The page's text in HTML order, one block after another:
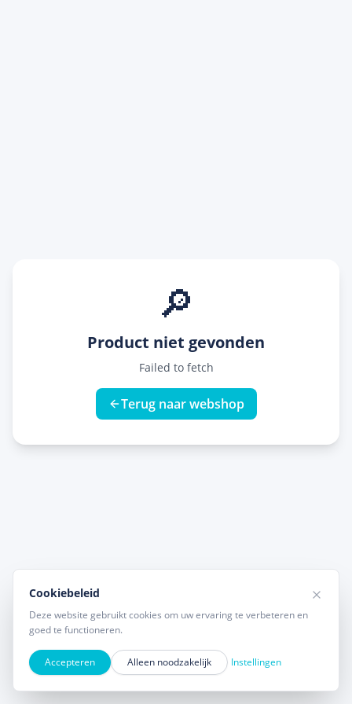
🔎
Product niet gevonden
Failed to fetch
Terug naar webshop
Cookiebeleid
Deze website gebruikt cookies om uw ervaring te verbeteren en
goed te functioneren.
Accepteren Alleen noodzakelijk Instellingen